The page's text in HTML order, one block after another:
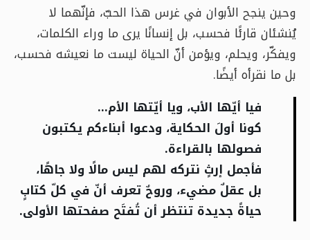
وحين ينجح الأبوان في غرس هذا الحبّ، فإنّهما لا
يُنشئان قارئًا فحسب، بل إنسانًا يرى ما وراء الكلمات،
ويفكّر، ويحلم، ويؤمن أنّ الحياة ليست ما نعيشه فحسب،
بل ما نقرأه أيضًا.
فيا أيّها الأب، ويا أيّتها الأم…
كونا أولَ الحكاية، ودعوا أبناءكم يكتبون
فصولها بالقراءة.
فأجمل إرثٍ نتركه لهم ليس مالًا ولا جاهًا،
بل عقلٌ مضيء، وروحٌ تعرف أنّ في كلّ كتابٍ
حياةً جديدة تنتظر أن تُفتَح صفحتها الأولى.